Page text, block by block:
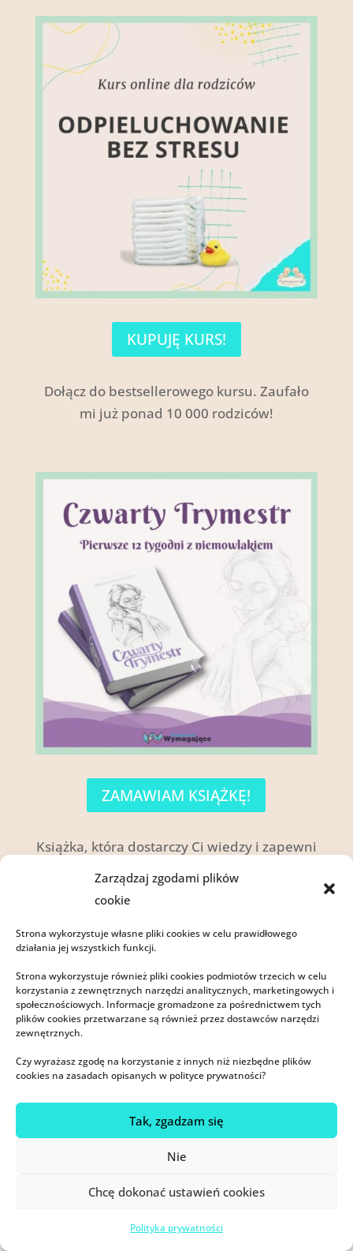
Zarządzaj zgodami plików
cookie
Strona wykorzystuje własne pliki cookies w celu prawidłowego
działania jej wszystkich funkcji.
Strona wykorzystuje również pliki cookies podmiotów trzecich w celu
korzystania z zewnętrznych narzędzi analitycznych, marketingowych i
społecznościowych. Informacje gromadzone za pośrednictwem tych
plików cookies przetwarzane są również przez dostawców narzędzi
zewnętrznych.
Czy wyrażasz zgodę na korzystanie z innych niż niezbędne plików
cookies na zasadach opisanych w polityce prywatności?
Tak, zgadzam się
Nie
Chcę dokonać ustawień cookies
Polityka prywatności
KUPUJĘ KURS!
Dołącz do bestsellerowego kursu. Zaufało
mi już ponad 10 000 rodziców!
ZAMAWIAM KSIĄŻKĘ!
Książka, która dostarczy Ci wiedzy i zapewni
spokojny start w macierzyństwo.
KURSY:
Odpieluchowanie bez stresu
Zaparcia nawykowe i trudności w
odpieluchowaniu
Moje dziecko późno chodzi spać
Karmienie piersią i ciąża
Spanie z dzieckiem